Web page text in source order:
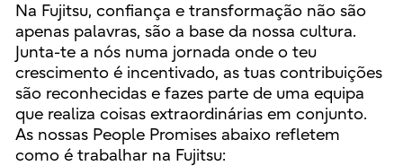
Na Fujitsu, confiança e transformação não são
apenas palavras, são a base da nossa cultura.
Junta-te a nós numa jornada onde o teu
crescimento é incentivado, as tuas contribuições
são reconhecidas e fazes parte de uma equipa
que realiza coisas extraordinárias em conjunto.
As nossas People Promises abaixo refletem
como é trabalhar na Fujitsu: